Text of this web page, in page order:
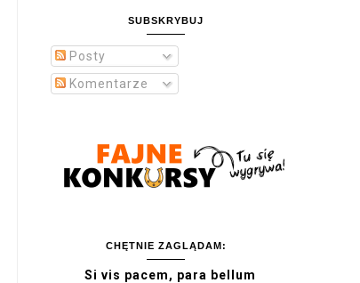
SUBSKRYBUJ
Posty
Komentarze
CHĘTNIE ZAGLĄDAM:
Si vis pacem, para bellum